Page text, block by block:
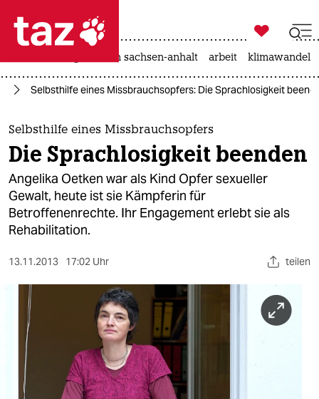
 taz zahl ich
taz zahl ich
themen
politik
öko
gesellschaft
kultur
sport
berlin
nord
wahrheit

taz zahl ich
landtagswahl in sachsen-anhalt arbeit klimawandel
Selbsthilfe eines Missbrauchsopfers: Die Sprachlosigkeit
Selbsthilfe eines Missbrauchsopfers
Die Sprachlosigkeit beenden
Angelika Oetken war als Kind Opfer sexueller
Gewalt, heute ist sie Kämpferin für
Betroffenenrechte. Ihr Engagement erlebt sie als
Rehabilitation.
13.11.2013 17:02 Uhr teilen